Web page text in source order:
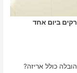
ביום אחד